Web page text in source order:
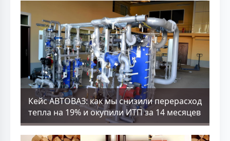
Кейс АВТОВАЗ: как мы снизили перерасход
тепла на 19% и окупили ИТП за 14 месяцев